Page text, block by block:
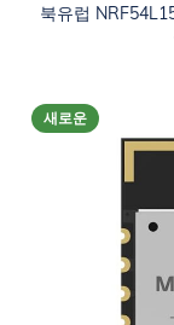
북유럽
새로운